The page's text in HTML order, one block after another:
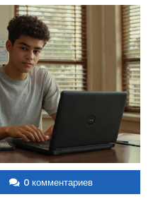
0 комментариев